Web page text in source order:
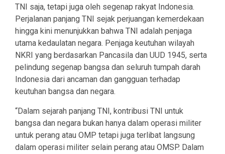
TNI saja, tetapi juga oleh segenap rakyat Indonesia.
Perjalanan panjang TNI sejak perjuangan kemerdekaan
hingga kini menunjukkan bahwa TNI adalah penjaga
utama kedaulatan negara. Penjaga keutuhan wilayah
NKRI yang berdasarkan Pancasila dan UUD 1945, serta
pelindung segenap bangsa dan seluruh tumpah darah
Indonesia dari ancaman dan gangguan terhadap
keutuhan bangsa dan negara.
“Dalam sejarah panjang TNI, kontribusi TNI untuk
bangsa dan negara bukan hanya dalam operasi militer
untuk perang atau OMP tetapi juga terlibat langsung
dalam operasi militer selain perang atau OMSP. Dalam